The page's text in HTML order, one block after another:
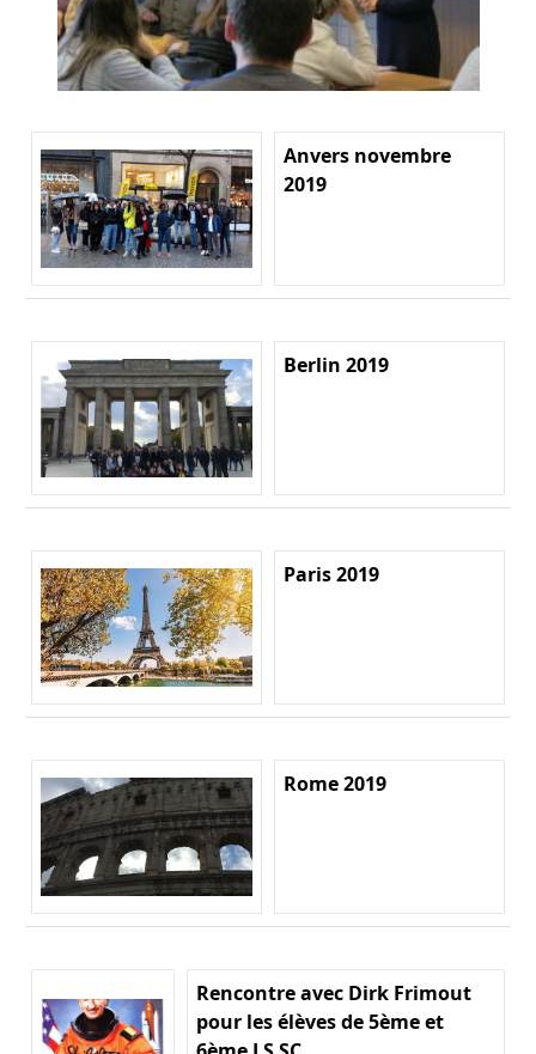
Anvers novembre
2019
Berlin 2019
Paris 2019
Rome 2019
Rencontre avec Dirk Frimout
pour les élèves de 5ème et